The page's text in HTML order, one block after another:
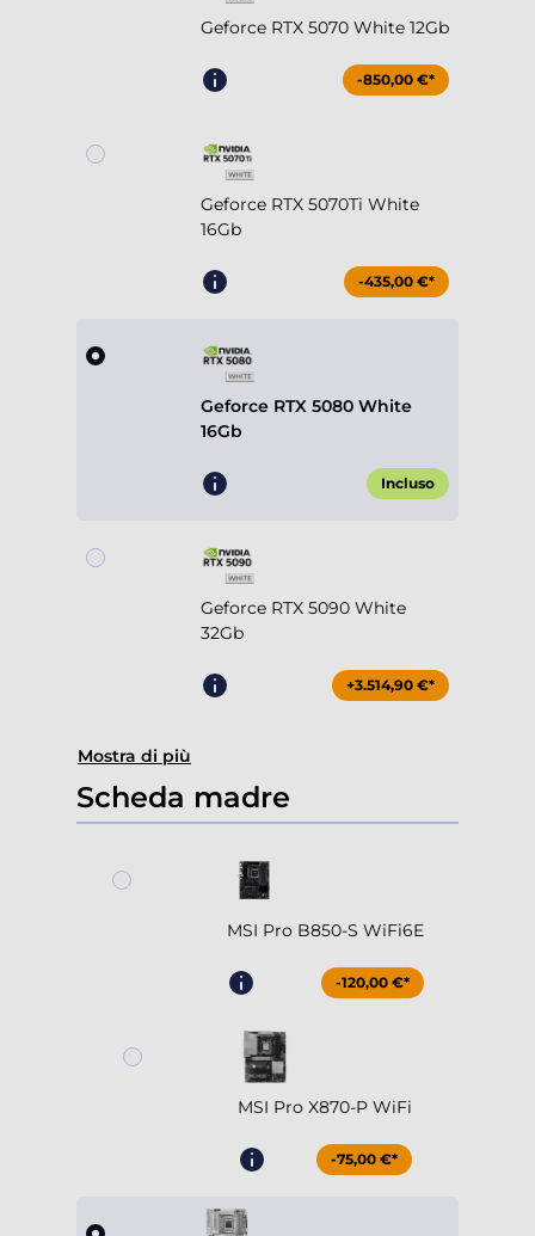
Geforce RTX 5070 White 12Gb
-850,00 €*
Geforce RTX 5070Ti White
16Gb
-435,00 €*
Geforce RTX 5080 White
16Gb
Incluso
Geforce RTX 5090 White
32Gb
+3.514,90 €*
Mostra di più
Scheda madre
MSI Pro B850-S WiFi6E
-120,00 €*
MSI Pro X870-P WiFi
-75,00 €*